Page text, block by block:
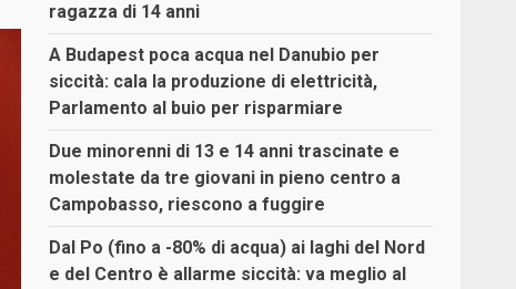
ragazza di 14 anni
A Budapest poca acqua nel Danubio per
siccità: cala la produzione di elettricità,
Parlamento al buio per risparmiare
Due minorenni di 13 e 14 anni trascinate e
molestate da tre giovani in pieno centro a
Campobasso, riescono a fuggire
Dal Po (fino a -80% di acqua) ai laghi del Nord
e del Centro è allarme siccità: va meglio al